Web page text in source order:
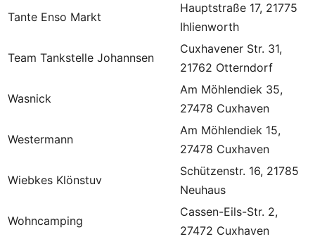
Tante Enso Markt
Hauptstraße 17, 21775
Ihlienworth
Team Tankstelle Johannsen
Cuxhavener Str. 31,
21762 Otterndorf
Wasnick
Am Möhlendiek 35,
27478 Cuxhaven
Westermann
Am Möhlendiek 15,
27478 Cuxhaven
Wiebkes Klönstuv
Schützenstr. 16, 21785
Neuhaus
Wohncamping
Cassen-Eils-Str. 2,
27472 Cuxhaven